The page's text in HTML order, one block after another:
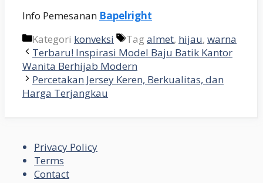
Info Pemesanan Bapelright
Kategori konveksi Tagalmet, hijau, warna
Terbaru! Inspirasi Model Baju Batik Kantor
Wanita Berhijab Modern
Percetakan Jersey Keren, Berkualitas, dan
Harga Terjangkau
Privacy Policy
Terms
Contact